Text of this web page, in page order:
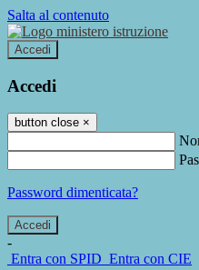
Salta al contenuto
Accedi
Accedi
button close ×
Password dimenticata?
-
Entra con SPID Entra con CIE